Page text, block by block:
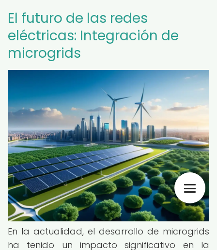
El futuro de las redes
eléctricas: Integración de
microgrids
En la actualidad, el desarrollo de microgrids
ha tenido un impacto significativo en la